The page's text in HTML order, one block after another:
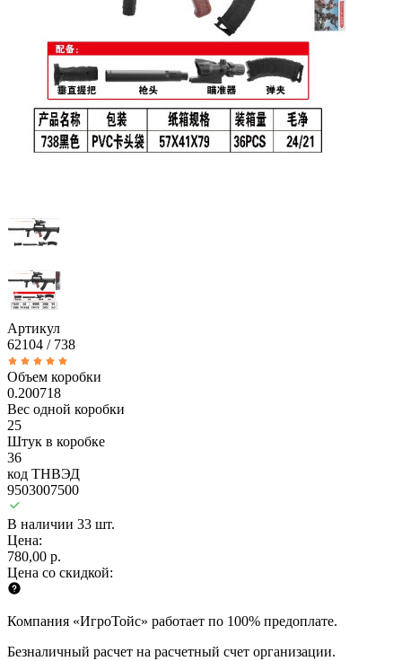
Артикул
62104 / 738
Объем коробки
0.200718
Вес одной коробки
25
Штук в коробке
36
код ТНВЭД
9503007500
В наличии 33 шт.
Цена:
780,00 р.
Цена со скидкой:
Компания «ИгроТойс» работает по 100% предоплате.
Безналичный расчет на расчетный счет организации.